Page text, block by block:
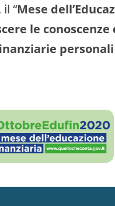
“Mese
le